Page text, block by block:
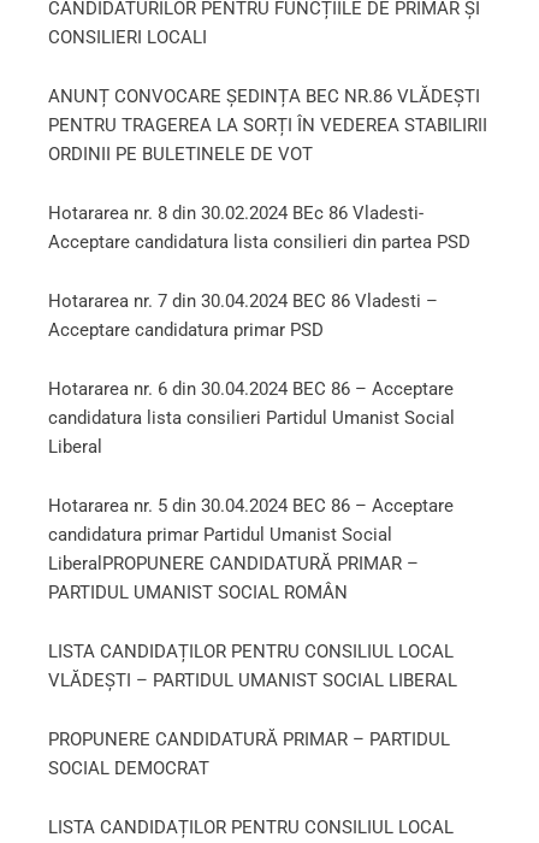
CANDIDATURILOR PENTRU FUNCȚIILE DE PRIMAR ȘI
CONSILIERI LOCALI
ANUNȚ CONVOCARE ȘEDINȚA BEC NR.86 VLĂDEȘTI
PENTRU TRAGEREA LA SORȚI ÎN VEDEREA STABILIRII
ORDINII PE BULETINELE DE VOT
Hotararea nr. 8 din 30.02.2024 BEc 86 Vladesti-
Acceptare candidatura lista consilieri din partea PSD
Hotararea nr. 7 din 30.04.2024 BEC 86 Vladesti –
Acceptare candidatura primar PSD
Hotararea nr. 6 din 30.04.2024 BEC 86 – Acceptare
candidatura lista consilieri Partidul Umanist Social
Liberal
Hotararea nr. 5 din 30.04.2024 BEC 86 – Acceptare
candidatura primar Partidul Umanist Social
Liberal PROPUNERE CANDIDATURĂ PRIMAR –
PARTIDUL UMANIST SOCIAL ROMÂN
LISTA CANDIDAȚILOR PENTRU CONSILIUL LOCAL
VLĂDEȘTI – PARTIDUL UMANIST SOCIAL LIBERAL
PROPUNERE CANDIDATURĂ PRIMAR – PARTIDUL
SOCIAL DEMOCRAT
LISTA CANDIDAȚILOR PENTRU CONSILIUL LOCAL